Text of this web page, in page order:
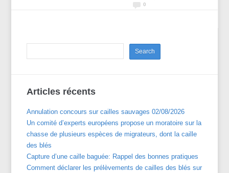
0
Articles récents
Annulation concours sur cailles sauvages 02/08/2026
Un comité d’experts européens propose un moratoire sur la
chasse de plusieurs espèces de migrateurs, dont la caille
des blés
Capture d’une caille baguée: Rappel des bonnes pratiques
Comment déclarer les prélèvements de cailles des blés sur